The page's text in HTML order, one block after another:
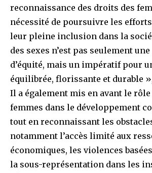
reconnaissance des droits des
nécessité de poursuivre les
leur pleine inclusion dans la
des sexes n’est pas seulement
d’équité, mais un impératif pour
équilibrée, florissante et durable
Il a également mis en avant le
femmes dans le développement
tout en reconnaissant les
notamment l’accès limité aux
économiques, les violences
la sous-représentation dans les